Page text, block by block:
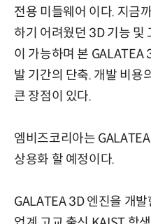
전용 미들웨어 이다. 지금
하기 어려웠던 3D 기능 및
이 가능하며 본 GALATEA
발 기간의 단축. 개발 비용
큰 장점이 있다.
엠비즈코리아는
상용화 할 예정이다.
GALATEA 3D 엔진을 개